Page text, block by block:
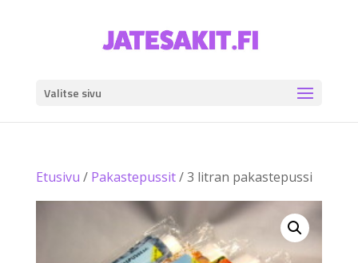
Valitse sivu
Etusivu / Pakastepussit/ 3 litran pakastepussi